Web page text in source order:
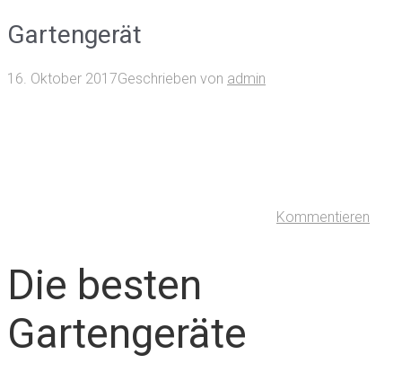
Gartengerät
16. Oktober 2017Geschrieben von admin
Kommentieren
Die besten
Gartengeräte